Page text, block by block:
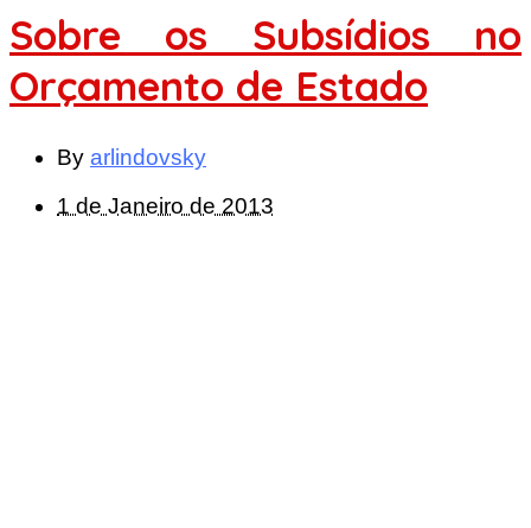
Sobre os Subsídios no
Orçamento de Estado
By arlindovsky
1 de Janeiro de 2013